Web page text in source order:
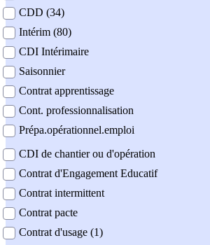
CDD (34)
Intérim (80)
CDI Intérimaire
Saisonnier
Contrat apprentissage
Cont. professionnalisation
Prépa.opérationnel.emploi
CDI de chantier ou d'opération
Contrat d'Engagement Educatif
Contrat intermittent
Contrat pacte
Contrat d'usage (1)